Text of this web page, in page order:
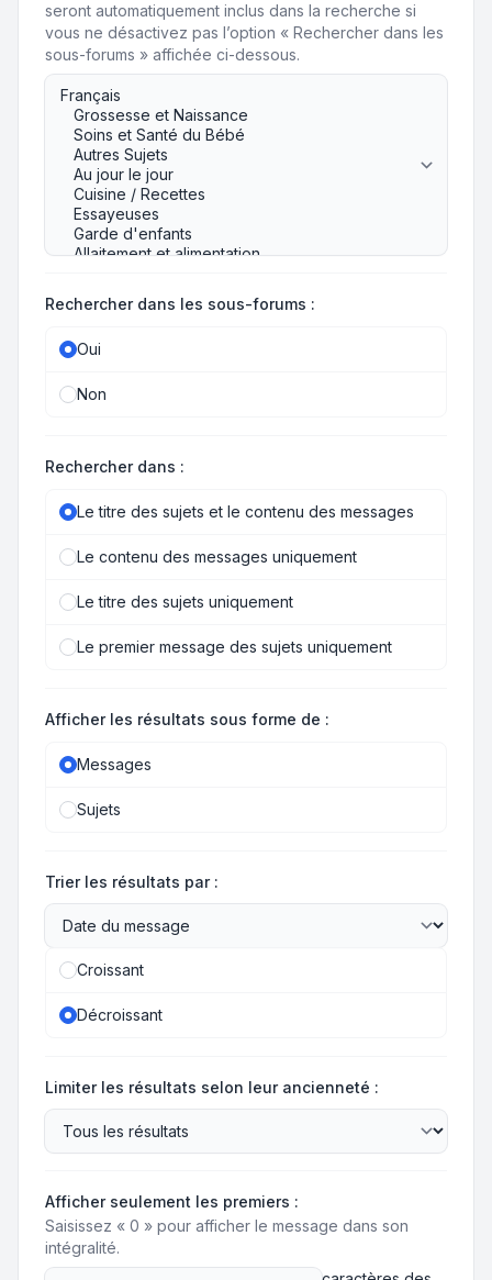
seront automatiquement inclus dans la recherche si
vous ne désactivez pas l’option « Rechercher dans les
sous-forums » affichée ci-dessous.
Rechercher dans les sous-forums :
Oui
Non
Rechercher dans :
Le titre des sujets et le contenu des messages
Le contenu des messages uniquement
Le titre des sujets uniquement
Le premier message des sujets uniquement
Afficher les résultats sous forme de :
Messages
Sujets
Trier les résultats par :
Croissant
Décroissant
Limiter les résultats selon leur ancienneté :
Afficher seulement les premiers :
Saisissez « 0 » pour afficher le message dans son
intégralité.